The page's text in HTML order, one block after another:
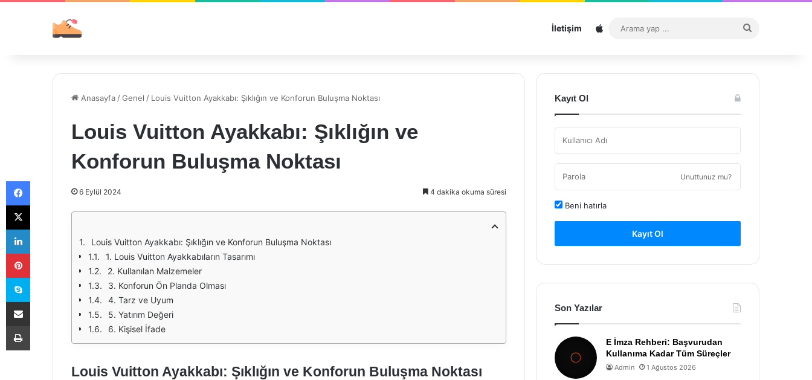
İletişim Sitemap
...
Anasayfa /Genel / Louis Vuitton Ayakkabı: Şıklığın ve Konforun Buluşma Noktası
Louis Vuitton Ayakkabı: Şıklığın ve
Konforun Buluşma Noktası
6 Eylül 2024 4 dakika okuma süresi
Louis Vuitton Ayakkabı: Şıklığın ve Konforun Buluşma Noktası
1. Louis Vuitton Ayakkabıların Tasarımı
2. Kullanılan Malzemeler
3. Konforun Ön Planda Olması
4. Tarz ve Uyum
5. Yatırım Değeri
6. Kişisel İfade
Louis Vuitton Ayakkabı: Şıklığın ve Konforun Buluşma Noktası
Kayıt Ol
Unuttunuz mu?
Beni hatırla
Kayıt Ol
Son Yazılar
E İmza Rehberi: Başvurudan
Kullanıma Kadar Tüm Süreçler
Admin 1 Ağustos 2026
Facebook
X
LinkedIn
Pinterest
Skype
E-Posta ile paylaş